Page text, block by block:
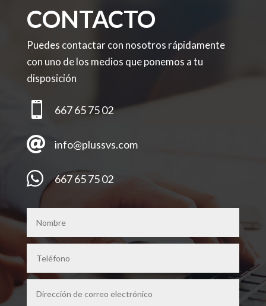
CONTACTO
Puedes contactar con nosotros rápidamente
con uno de los medios que ponemos a tu
disposición
 667 65 75 02
 info@plussvs.com
 667 65 75 02